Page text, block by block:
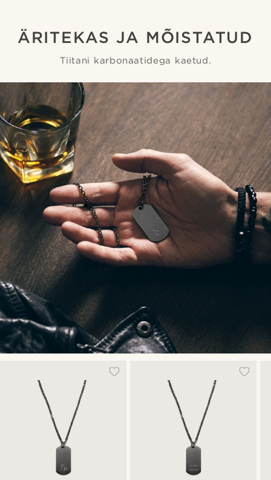
ÄRITEKAS JA MÕISTATUD
Tiitani karbonaatidega kaetud.